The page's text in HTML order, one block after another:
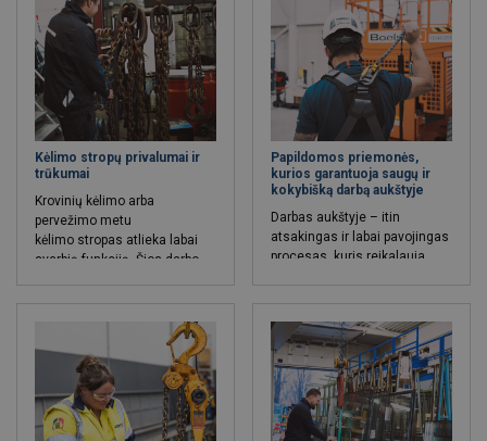
galima gerokai greičiau ir
saugiau transportuoti didelių
gabaritų dėžes, sunkius
maišus, metalo ir medžio
gaminius bei kito pobūdžio
krovinius ir užtikrinti
maksimalų jų saugumą
kėlimo metu.
įranga neįkainojamai
pasitarnauja darbo našumo
labui, todėl įvairius kėlimo
mechanizmus aktyviai
naudoja pačios įvairiausios
pramonės šakos.
Kėlimo stropų privalumai ir
trūkumai
Krovinių kėlimo arba
pervežimo metu
kėlimo stropas atlieka labai
svarbią funkciją. Šios darbo
kėlimo ar transportavimo
procesus. Taip pat kėlimo
stropai tiesiogiai įtakoja
darbuotojų, atliekančių krovos
darbus ir aplinkinių žmonių
saugumą.
Papildomos priemonės,
kurios garantuoja saugų ir
kokybišką darbą aukštyje
Darbas aukštyje – itin
atsakingas ir labai pavojingas
procesas, kuris reikalauja
įrangos. Aukštos kokybės
šalmas, kokybiškos saugos
virvės, tvirti saugos apraišai ir
funkcionalūs karabinai –
pagrindinės priemonės, be
kurių darbas aukštyje nebūtų